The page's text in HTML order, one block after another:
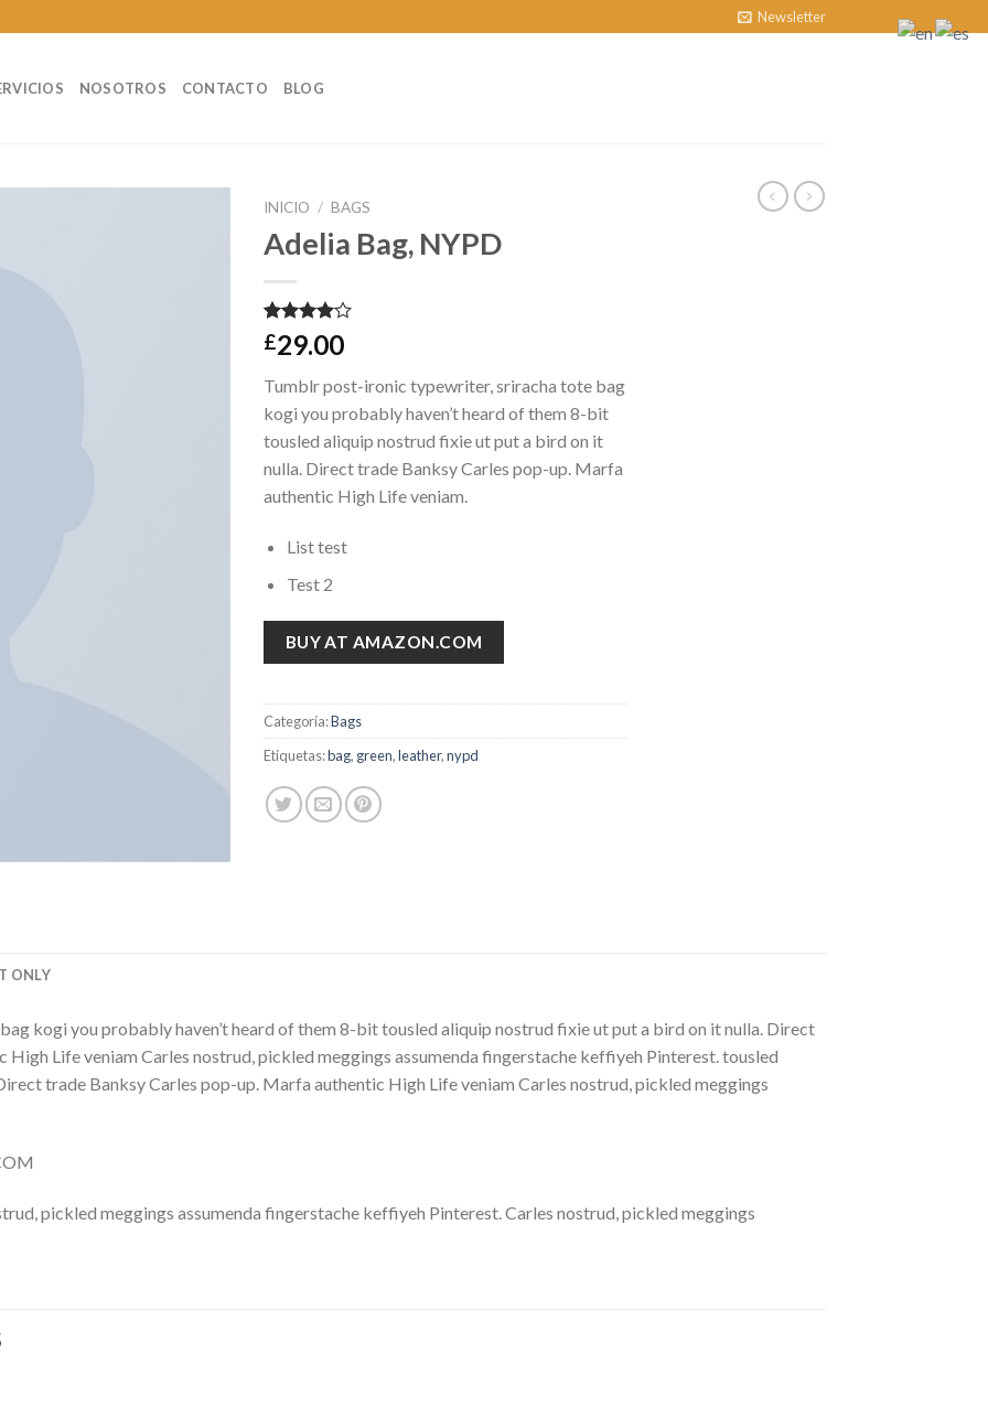
Newsletter
NOSOTROS CONTACTO BLOG
INICIO / BAGS
Adelia Bag, NYPD
Valorado
4.00
basado
en
3
puntuaciones
de
clientes
£29.00
Tumblr post-ironic typewriter, sriracha tote bag
kogi you probably haven’t heard of them 8-bit
tousled aliquip nostrud fixie ut put a bird on it
nulla. Direct trade Banksy Carles pop-up. Marfa
authentic High Life veniam.
List test
Test 2
BUY AT AMAZON.COM
Categoría:Bags
Etiquetas:bag, green,leather,nypd
ONLY
kogi you probably haven’t heard of them 8-bit tousled aliquip nostrud fixie ut put a bird on it nulla. Direct
Life veniam Carles nostrud, pickled meggings assumenda fingerstache keffiyeh Pinterest. tousled
trade Banksy Carles pop-up. Marfa authentic High Life veniam Carles nostrud, pickled meggings
pickled meggings assumenda fingerstache keffiyeh Pinterest. Carles nostrud, pickled meggings